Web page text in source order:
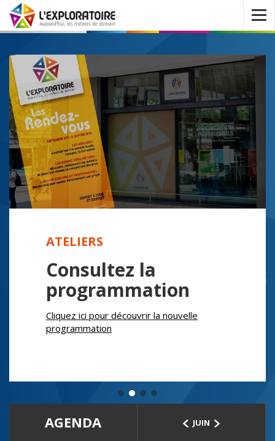
Ouvrir
le
menu
ATELIERS
Consultez la
programmation
Cliquez ici pour découvrir la nouvelle
programmation
AGENDA JUIN